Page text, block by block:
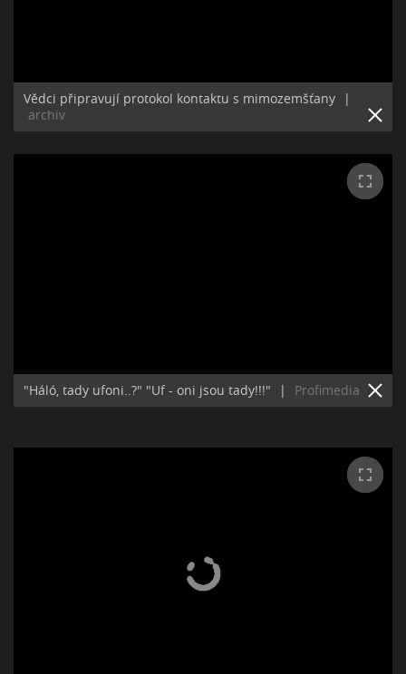
Vědci připravují protokol kontaktu s mimozemšťany
|
archiv
"Háló, tady ufoni..?" "Uf - oni jsou tady!!!" | Profimedia